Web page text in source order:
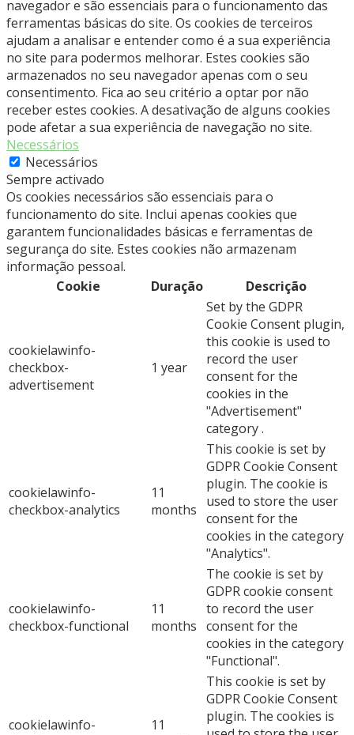
navegador e são essenciais para o funcionamento das
ferramentas básicas do site. Os cookies de terceiros
ajudam a analisar e entender como é a sua experiência
no site para podermos melhorar. Estes cookies são
armazenados no seu navegador apenas com o seu
consentimento. Fica ao seu critério a optar por não
receber estes cookies. A desativação de alguns cookies
pode afetar a sua experiência de navegação no site.
Necessários
Necessários
Sempre activado
Os cookies necessários são essenciais para o
funcionamento do site. Inclui apenas cookies que
garantem funcionalidades básicas e ferramentas de
segurança do site. Estes cookies não armazenam
informação pessoal.
Cookie
Duração Descrição
cookielawinfo-
checkbox-
advertisement
1 year
Set by the GDPR
Cookie Consent plugin,
this cookie is used to
record the user
consent for the
cookies in the
"Advertisement"
category .
cookielawinfo-
checkbox-analytics
11
months
This cookie is set by
GDPR Cookie Consent
plugin. The cookie is
used to store the user
consent for the
cookies in the category
"Analytics".
cookielawinfo-
checkbox-functional
11
months
The cookie is set by
GDPR cookie consent
to record the user
consent for the
cookies in the category
"Functional".
cookielawinfo-
11
This cookie is set by
GDPR Cookie Consent
plugin. The cookies is